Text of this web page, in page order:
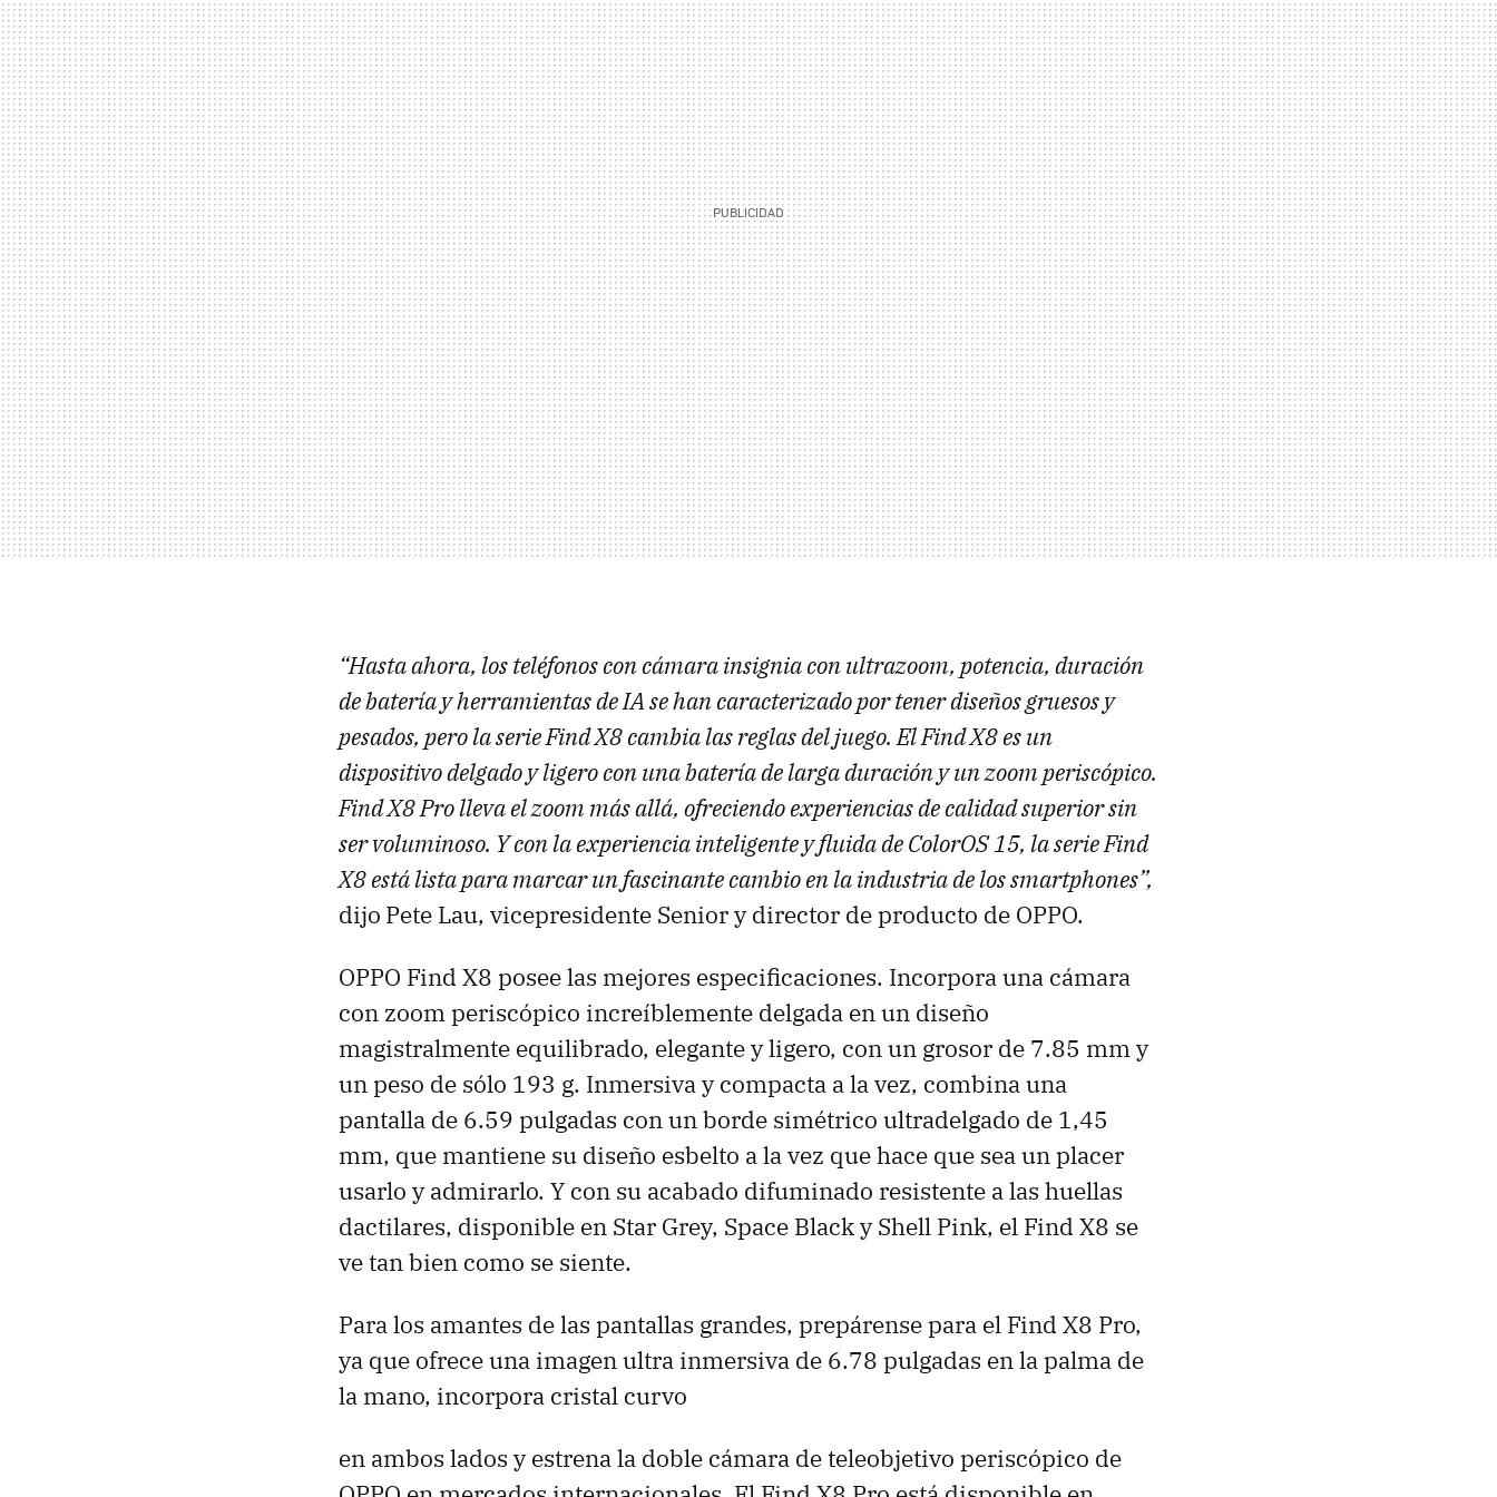
“Hasta ahora, los teléfonos con cámara insignia con ultrazoom, potencia, duración
de batería y herramientas de IA se han caracterizado por tener diseños gruesos y
pesados, pero la serie Find X8 cambia las reglas del juego. El Find X8 es un
dispositivo delgado y ligero con una batería de larga duración y un zoom periscópico.
Find X8 Pro lleva el zoom más allá, ofreciendo experiencias de calidad superior sin
ser voluminoso. Y con la experiencia inteligente y fluida de ColorOS 15, la serie Find
X8 está lista para marcar un fascinante cambio en la industria de los smartphones”,
dijo Pete Lau, vicepresidente Senior y director de producto de OPPO.
OPPO Find X8 posee las mejores especificaciones. Incorpora una cámara
con zoom periscópico increíblemente delgada en un diseño
magistralmente equilibrado, elegante y ligero, con un grosor de 7.85 mm y
un peso de sólo 193 g. Inmersiva y compacta a la vez, combina una
pantalla de 6.59 pulgadas con un borde simétrico ultradelgado de 1,45
mm, que mantiene su diseño esbelto a la vez que hace que sea un placer
usarlo y admirarlo. Y con su acabado difuminado resistente a las huellas
dactilares, disponible en Star Grey, Space Black y Shell Pink, el Find X8 se
ve tan bien como se siente.
Para los amantes de las pantallas grandes, prepárense para el Find X8 Pro,
ya que ofrece una imagen ultra inmersiva de 6.78 pulgadas en la palma de
la mano, incorpora cristal curvo
en ambos lados y estrena la doble cámara de teleobjetivo periscópico de